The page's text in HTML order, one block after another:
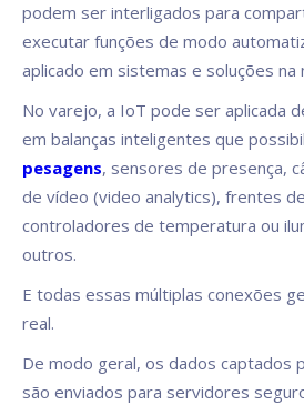
podem ser interligados para
executar funções de modo
aplicado em sistemas e soluções na
No varejo, a IoT pode ser aplicada
em balanças inteligentes que
pesagens, sensores de presença,
de vídeo (video analytics), frentes
controladores de temperatura ou
outros.
E todas essas múltiplas conexões
real.
De modo geral, os dados captados
são enviados para servidores